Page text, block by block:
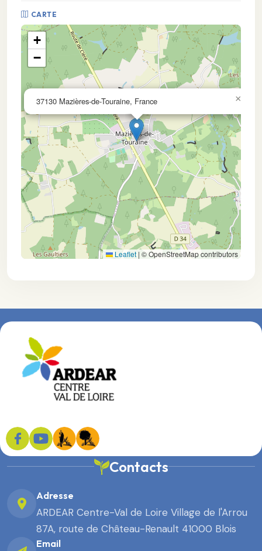
CARTE
37130 Mazières-de-Touraine, France ×
+
−
Leaflet | © OpenStreetMap contributors
Contacts
Adresse
ARDEAR Centre-Val de Loire Village de l'Arrou
87A, route de Château-Renault 41000 Blois
Email